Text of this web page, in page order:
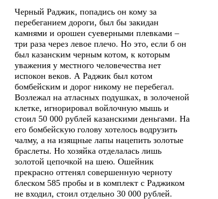
Черный Раджик, попадись он кому за
перебеганием дороги, был бы закидан
камнями и орошен суеверными плевками –
три раза через левое плечо. Но это, если б он
был казанским черным котом, к которым
уважения у местного человечества нет
испокон веков. А Раджик был котом
бомбейским и дорог никому не перебегал.
Возлежал на атласных подушках, в золоченой
клетке, игнорировал войлочную мышь и
стоил 50 000 рублей казанскими деньгами. На
его бомбейскую голову хотелось водрузить
чалму, а на изящные лапы нацепить золотые
браслеты. Но хозяйка отделалась лишь
золотой цепочкой на шею. Ошейник
прекрасно оттенял совершенную черноту
блеском 585 пробы и в комплект с Раджиком
не входил, стоил отдельно 30 000 рублей.